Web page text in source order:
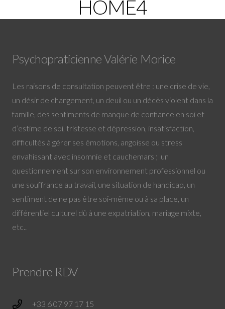
HOME4
Psychopraticienne Valérie Morice
Les raisons de consultation peuvent être : une crise de vie,
un désir de changement, un deuil ou un décès violent dans la
famille, des sentiments de manque de confiance en soi et
d’estime de soi, tristesse et dépression, insatisfaction,
difficultés à gérer ses émotions, angoisse ou stress
envahissant avec insomnie et cauchemars ; un
questionnement sur son environnement professionnel ou
une souffrance au travail, une situation de handicap, un
sentiment de ne pas être soi-même ou à sa place, un
différentiel culturel dû à une expatriation, mariage mixte,
etc..
Prendre RDV
+33 6 07 97 17 15